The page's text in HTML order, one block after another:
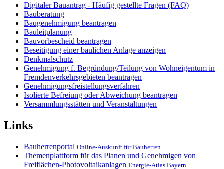
Digitaler Bauantrag - Häufig gestellte Fragen (FAQ)
Bauberatung
Baugenehmigung beantragen
Bauleitplanung
Bauvorbescheid beantragen
Beseitigung einer baulichen Anlage anzeigen
Denkmalschutz
Genehmigung f. Begründung/Teilung von Wohneigentum in
Fremdenverkehrsgebieten beantragen
Genehmigungsfreistellungsverfahren
Isolierte Befreiung oder Abweichung beantragen
Versammlungsstätten und Veranstaltungen
Links
Bauherrenportal Online-Auskunft für Bauherren
Themenplattform für das Planen und Genehmigen von
Freiflächen-Photovoltaikanlagen Energie-Atlas Bayern